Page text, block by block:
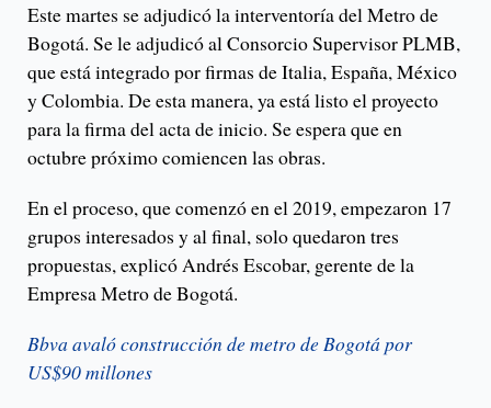
Este martes se adjudicó la interventoría del Metro de
Bogotá. Se le adjudicó al Consorcio Supervisor PLMB,
que está integrado por firmas de Italia, España, México
y Colombia. De esta manera, ya está listo el proyecto
para la firma del acta de inicio. Se espera que en
octubre próximo comiencen las obras.
En el proceso, que comenzó en el 2019, empezaron 17
grupos interesados y al final, solo quedaron tres
propuestas, explicó Andrés Escobar, gerente de la
Empresa Metro de Bogotá.
Bbva avaló construcción de metro de Bogotá por
US$90 millones